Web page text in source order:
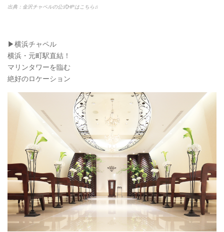
出典：金沢チャペルの公式HPはこちら♫
▶︎横浜チャペル
横浜・元町駅直結！
マリンタワーを臨む
絶好のロケーション